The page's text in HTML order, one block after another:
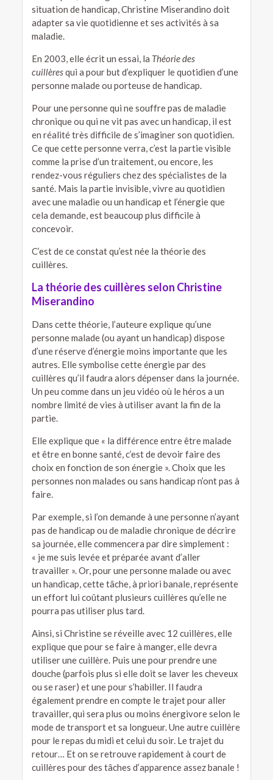
situation de handicap, Christine Miserandino doit
adapter sa vie quotidienne et ses activités à sa
maladie.
En 2003, elle écrit un essai, la Théorie des
cuillèresqui a pour but d’expliquer le quotidien d’une
personne malade ou porteuse de handicap.
Pour une personne qui ne souffre pas de maladie
chronique ou qui ne vit pas avec un handicap, il est
en réalité très difficile de s’imaginer son quotidien.
Ce que cette personne verra, c’est la partie visible
comme la prise d’un traitement, ou encore, les
rendez-vous réguliers chez des spécialistes de la
santé. Mais la partie invisible, vivre au quotidien
avec une maladie ou un handicap et l’énergie que
cela demande, est beaucoup plus difficile à
concevoir.
C’est de ce constat qu’est née la théorie des
cuillères.
La théorie des cuillères selon Christine
Miserandino
Dans cette théorie, l’auteure explique qu’une
personne malade (ou ayant un handicap) dispose
d’une réserve d’énergie moins importante que les
autres. Elle symbolise cette énergie par des
cuillères qu’il faudra alors dépenser dans la journée.
Un peu comme dans un jeu vidéo où le héros a un
nombre limité de vies à utiliser avant la fin de la
partie.
Elle explique que « la différence entre être malade
et être en bonne santé, c’est de devoir faire des
choix en fonction de son énergie ». Choix que les
personnes non malades ou sans handicap n’ont pas à
faire.
Par exemple, si l’on demande à une personne n’ayant
pas de handicap ou de maladie chronique de décrire
sa journée, elle commencera par dire simplement :
« je me suis levée et préparée avant d’aller
travailler ». Or, pour une personne malade ou avec
un handicap, cette tâche, à priori banale, représente
un effort lui coûtant plusieurs cuillères qu’elle ne
pourra pas utiliser plus tard.
Ainsi, si Christine se réveille avec 12 cuillères, elle
explique que pour se faire à manger, elle devra
utiliser une cuillère. Puis une pour prendre une
douche (parfois plus si elle doit se laver les cheveux
ou se raser) et une pour s’habiller. Il faudra
également prendre en compte le trajet pour aller
travailler, qui sera plus ou moins énergivore selon le
mode de transport et sa longueur. Une autre cuillère
pour le repas du midi et celui du soir. Le trajet du
retour… Et on se retrouve rapidement à court de
cuillères pour des tâches d’apparence assez banale !